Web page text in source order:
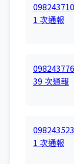
1 次通報
39 次通報
1 次通報